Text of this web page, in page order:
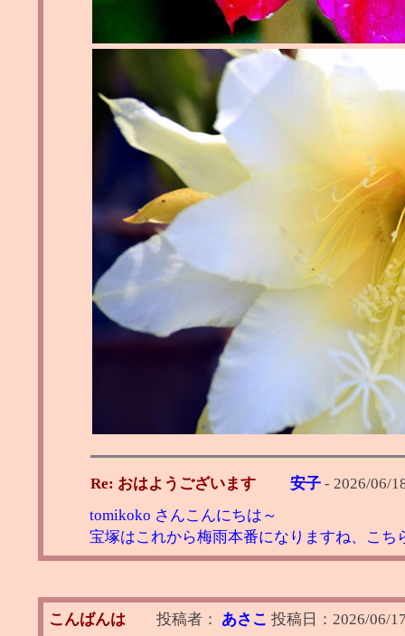
Re: おはようございます 安子 - 2026/06/
tomikoko さんこんにちは～
宝塚はこれから梅雨本番になりますね、こ
こんばんは 投稿者： あさこ 投稿日： 2026/06/